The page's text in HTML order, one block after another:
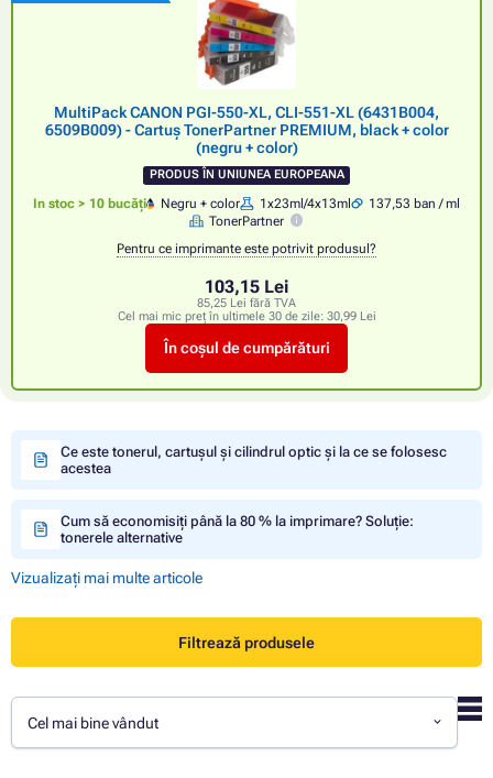
MultiPack CANON PGI-550-XL, CLI-551-XL (6431B004,
6509B009) - Cartuș TonerPartner PREMIUM, black + color
(negru + color)
PRODUS ÎN UNIUNEA EUROPEANA
In stoc > 10 bucăți Negru + color 1x23ml/4x13ml
137,53 ban / ml
TonerPartner
Pentru ce imprimante este potrivit produsul?
103,15 Lei
85,25 Lei fără TVA
Cel mai mic preț în ultimele 30 de zile: 30,99 Lei
În coșul de cumpărături
Ce este tonerul, cartușul și cilindrul optic și la ce se folosesc
acestea
Cum să economisiți până la 80 % la imprimare? Soluție:
tonerele alternative
Vizualizați mai multe articole
Filtrează produsele
Cel mai bine vândut